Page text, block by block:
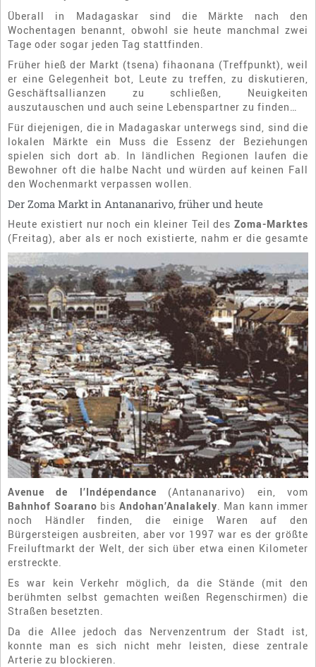
Überall in Madagaskar sind die Märkte nach den
Wochentagen benannt, obwohl sie heute manchmal zwei
Tage oder sogar jeden Tag stattfinden.
Früher hieß der Markt (tsena) fihaonana (Treffpunkt), weil
er eine Gelegenheit bot, Leute zu treffen, zu diskutieren,
Geschäftsallianzen zu schließen, Neuigkeiten
auszutauschen und auch seine Lebenspartner zu finden…
Für diejenigen, die in Madagaskar unterwegs sind, sind die
lokalen Märkte ein Muss die Essenz der Beziehungen
spielen sich dort ab. In ländlichen Regionen laufen die
Bewohner oft die halbe Nacht und würden auf keinen Fall
den Wochenmarkt verpassen wollen.
Der Zoma Markt in Antananarivo, früher und heute
Heute existiert nur noch ein kleiner Teil des Zoma-Marktes
(Freitag), aber als er noch existierte, nahm er die gesamte
Avenue de l’Indépendance (Antananarivo) ein, vom
Bahnhof Soarano bis Andohan’Analakely . Man kann immer
noch Händler finden, die einige Waren auf den
Bürgersteigen ausbreiten, aber vor 1997 war es der größte
Freiluftmarkt der Welt, der sich über etwa einen Kilometer
erstreckte.
Es war kein Verkehr möglich, da die Stände (mit den
berühmten selbst gemachten weißen Regenschirmen) die
Straßen besetzten.
Da die Allee jedoch das Nervenzentrum der Stadt ist,
konnte man es sich nicht mehr leisten, diese zentrale
Arterie zu blockieren.